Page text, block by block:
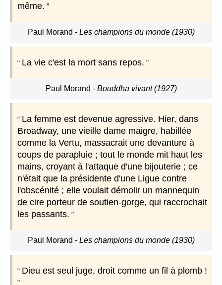
même.
Paul Morand - Les champions du monde (1930)
La vie c'est la mort sans repos.
Paul Morand - Bouddha vivant (1927)
La femme est devenue agressive. Hier, dans
Broadway, une vieille dame maigre, habillée
comme la Vertu, massacrait une devanture à
coups de parapluie ; tout le monde mit haut les
mains, croyant à l'attaque d'une bijouterie ; ce
n'était que la présidente d'une Ligue contre
l'obscénité ; elle voulait démolir un mannequin
de cire porteur de soutien-gorge, qui raccrochait
les passants.
Paul Morand - Les champions du monde (1930)
Dieu est seul juge, droit comme un fil à plomb !